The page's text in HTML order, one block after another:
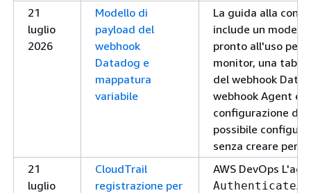
21
luglio
2026
Modello di
payload del
webhook
Datadog e
mappatura
variabile
La guida alla
include un
pronto all'uso per
monitor, una
del webhook
webhook Agent e
configurazione del
possibile
senza creare
21
luglio
CloudTrail
registrazione per
AWS DevOps